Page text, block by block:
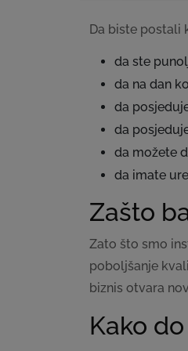
Da biste postali
da ste
da na dan
da
da
da možete
da imate
Zašto
Zato što smo
poboljšanje
biznis otvara
Kako